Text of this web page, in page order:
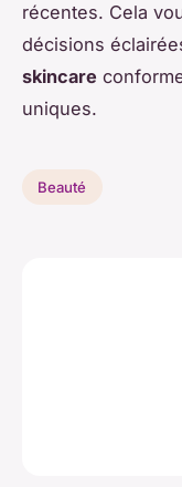
récentes. Cela
décisions
skincare
uniques.
Beauté